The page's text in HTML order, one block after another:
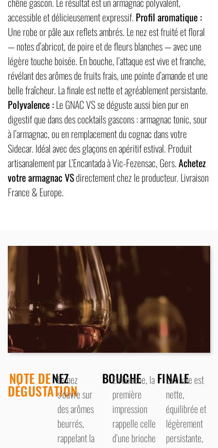
accessible et délicieusement expressif. Profil aromatique :
Une robe or pâle aux reflets ambrés. Le nez est fruité et floral
— notes d’abricot, de poire et de fleurs blanches — avec une
légère touche boisée. En bouche, l’attaque est vive et franche,
révélant des arômes de fruits frais, une pointe d’amande et une
belle fraîcheur. La finale est nette et agréablement persistante.
Polyvalence :Le GNAC VS se déguste aussi bien pur en
digestif que dans des cocktails gascons : armagnac tonic, sour
à l’armagnac, ou en remplacement du cognac dans votre
Sidecar. Idéal avec des glaçons en apéritif estival. Produit
artisanalement par L’Encantada à Vic-Fezensac, Gers.Achetez
votre armagnac VSdirectement chez le producteur. Livraison
France & Europe.
NOTE DE
DÉGUSTATION
NEZ
Le nez
s’ouvre sur
des arômes
beurrés,
rappelant la
BOUCHE
En bouche, la
première
impression
rappelle celle
d’une brioche
FINALE
La finale est
nette,
équilibrée et
légèrement
persistante,